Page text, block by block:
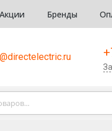
Акции Бренды